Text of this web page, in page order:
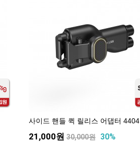
사이드 핸들 퀵 릴리스 어댑터 4404
21,000원 30,000원 30%